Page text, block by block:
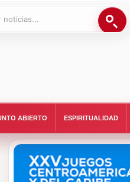
ABIERTO ESPIRITUALIDAD